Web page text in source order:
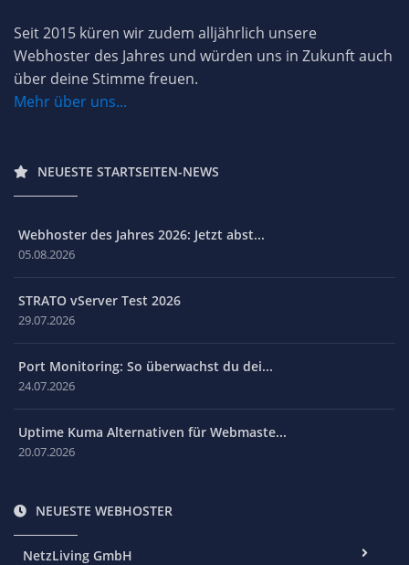
Seit 2015 küren wir zudem alljährlich unsere
Webhoster des Jahres und würden uns in Zukunft auch
über deine Stimme freuen.
Mehr über uns...
NEUESTE STARTSEITEN-NEWS
Webhoster des Jahres 2026: Jetzt abst...
05.08.2026
STRATO vServer Test 2026
29.07.2026
Port Monitoring: So überwachst du dei...
24.07.2026
Uptime Kuma Alternativen für Webmaste...
20.07.2026
NEUESTE WEBHOSTER
NetzLiving GmbH